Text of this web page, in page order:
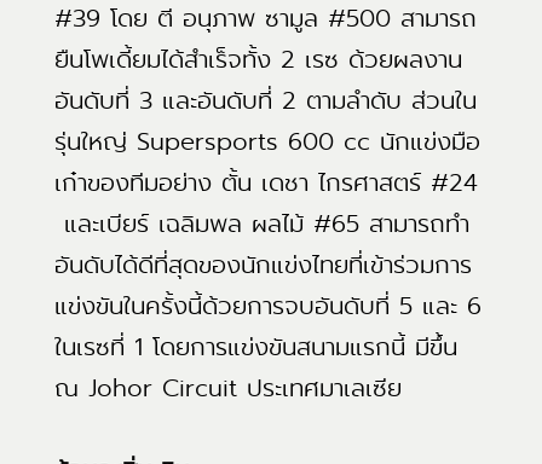
#39 โดย ตี อนุภาพ ซามูล #500 สามารถ
ยืนโพเดี้ยมได้สำเร็จทั้ง 2 เรซ ด้วยผลงาน
อันดับที่ 3 และอันดับที่ 2 ตามลำดับ ส่วนใน
รุ่นใหญ่ Supersports 600 cc นักแข่งมือ
เก๋าของทีมอย่าง ตั้น เดชา ไกรศาสตร์ #24
และเบียร์ เฉลิมพล ผลไม้ #65 สามารถทำ
อันดับได้ดีที่สุดของนักแข่งไทยที่เข้าร่วมการ
แข่งขันในครั้งนี้ด้วยการจบอันดับที่ 5 และ 6
ในเรซที่ 1 โดยการแข่งขันสนามแรกนี้ มีขึ้น
ณ Johor Circuit ประเทศมาเลเซีย